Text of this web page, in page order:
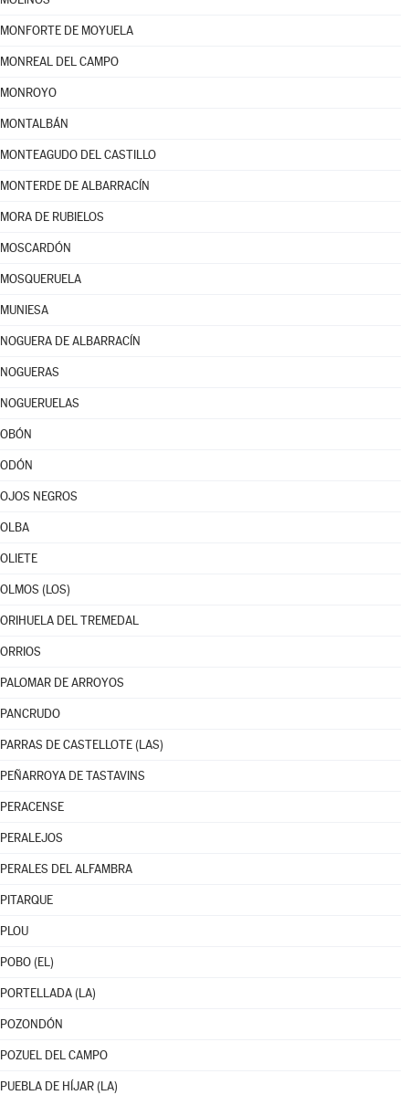
MONFORTE DE MOYUELA
MONREAL DEL CAMPO
MONROYO
MONTALBÁN
MONTEAGUDO DEL CASTILLO
MONTERDE DE ALBARRACÍN
MORA DE RUBIELOS
MOSCARDÓN
MOSQUERUELA
MUNIESA
NOGUERA DE ALBARRACÍN
NOGUERAS
NOGUERUELAS
OBÓN
ODÓN
OJOS NEGROS
OLBA
OLIETE
OLMOS (LOS)
ORIHUELA DEL TREMEDAL
ORRIOS
PALOMAR DE ARROYOS
PANCRUDO
PARRAS DE CASTELLOTE (LAS)
PEÑARROYA DE TASTAVINS
PERACENSE
PERALEJOS
PERALES DEL ALFAMBRA
PITARQUE
PLOU
POBO (EL)
PORTELLADA (LA)
POZONDÓN
POZUEL DEL CAMPO
PUEBLA DE HÍJAR (LA)